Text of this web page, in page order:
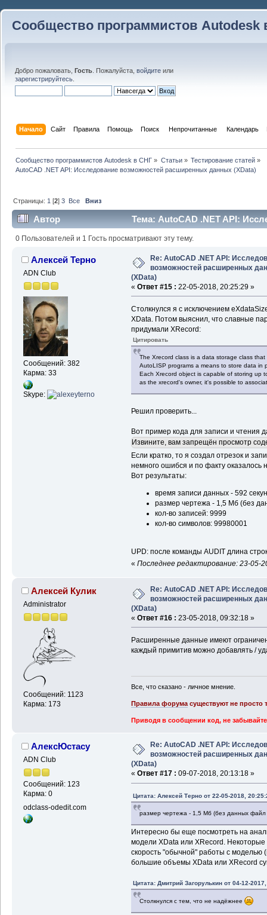
Сообщество программистов Autodesk
Добро пожаловать, Гость . Пожалуйста, войдите или
зарегистрируйтесь
Начало Сайт Правила Помощь Поиск Непрочитанные Календарь
Сообщество программистов Autodesk в СНГ » Статьи» Тестирование статей»
AutoCAD .NET API: Исследование возможностей расширенных данных (XData)
Страницы: 1 [2]3 Все Вниз
Автор
Тема: AutoCAD .NET API:
данных (XData) (Прочитано 124461 раз)
0 Пользователей и 1 Гость просматривают эту тему.
Алексей Терно
ADN Club
Сообщений: 382
Карма: 33
Skype:
Re: AutoCAD .NET API:
возможностей расширенных
(XData)
« Ответ #15 : 22-05-2018, 20:25:29 »
Столкнулся я c исключением
XData. Потом выяснил, что славные
придумали XRecord:
Цитировать
The Xrecord class is a data storage class
AutoLISP programs a means to store data in
Each Xrecord object is capable of storing up
as the xrecord's owner, it's possible to
Решил проверить...
Вот пример кода для записи и чтения
Извините, вам запрещён просмотр
Если кратко, то я создал отрезок и
немного ошибся и по факту
Вот результаты:
время записи данных - 592
размер чертежа - 1,5 Мб (без
кол-во записей: 9999
кол-во символов: 99980001
UPD: после команды AUDIT длина
« Последнее редактирование: 23-05-
Алексей Кулик
Administrator
Сообщений: 1123
Карма: 173
Re: AutoCAD .NET API:
возможностей расширенных
(XData)
« Ответ #16 : 23-05-2018, 09:32:18 »
Расширенные данные имеют
каждый примитив можно добавлять /
Все, что сказано - личное мнение.
Правила форумасуществуют не просто
Приводя в сообщении код, не
АлексЮстасу
ADN Club
Сообщений: 123
Карма: 0
odclass-odedit.com
Re: AutoCAD .NET API:
возможностей расширенных
(XData)
« Ответ #17 : 09-07-2018, 20:13:18 »
Цитата: Алексей Терно от 22-05-2018,
размер чертежа - 1,5 Мб (без данных файл
Интересно бы еще посмотреть на
модели XData или XRecord.
скорость "обычной" работы с моделью
большие объемы XData или XRecord
Цитата: Дмитрий Загорулькин от 04-12-
Столкнулся с тем, что не надёжнее